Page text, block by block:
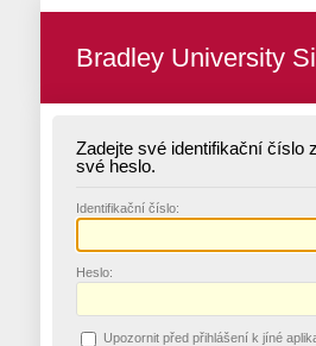
Bradley University
Zadejte své identifikační číslo
své heslo.
Identifikační číslo:
Heslo:
Upozornit před přihlášení k jíné